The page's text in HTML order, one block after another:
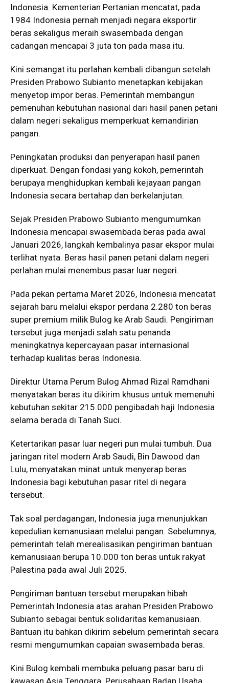
Indonesia. Kementerian Pertanian mencatat, pada
1984 Indonesia pernah menjadi negara eksportir
beras sekaligus meraih swasembada dengan
cadangan mencapai 3 juta ton pada masa itu.
Kini semangat itu perlahan kembali dibangun setelah
Presiden Prabowo Subianto menetapkan kebijakan
menyetop impor beras. Pemerintah membangun
pemenuhan kebutuhan nasional dari hasil panen petani
dalam negeri sekaligus memperkuat kemandirian
pangan.
Peningkatan produksi dan penyerapan hasil panen
diperkuat. Dengan fondasi yang kokoh, pemerintah
berupaya menghidupkan kembali kejayaan pangan
Indonesia secara bertahap dan berkelanjutan.
Sejak Presiden Prabowo Subianto mengumumkan
Indonesia mencapai swasembada beras pada awal
Januari 2026, langkah kembalinya pasar ekspor mulai
terlihat nyata. Beras hasil panen petani dalam negeri
perlahan mulai menembus pasar luar negeri.
Pada pekan pertama Maret 2026, Indonesia mencatat
sejarah baru melalui ekspor perdana 2.280 ton beras
super premium milik Bulog ke Arab Saudi. Pengiriman
tersebut juga menjadi salah satu penanda
meningkatnya kepercayaan pasar internasional
terhadap kualitas beras Indonesia.
Direktur Utama Perum Bulog Ahmad Rizal Ramdhani
menyatakan beras itu dikirim khusus untuk memenuhi
kebutuhan sekitar 215.000 pengibadah haji Indonesia
selama berada di Tanah Suci.
Ketertarikan pasar luar negeri pun mulai tumbuh. Dua
jaringan ritel modern Arab Saudi, Bin Dawood dan
Lulu, menyatakan minat untuk menyerap beras
Indonesia bagi kebutuhan pasar ritel di negara
tersebut.
Tak soal perdagangan, Indonesia juga menunjukkan
kepedulian kemanusiaan melalui pangan. Sebelumnya,
pemerintah telah merealisasikan pengiriman bantuan
kemanusiaan berupa 10.000 ton beras untuk rakyat
Palestina pada awal Juli 2025.
Pengiriman bantuan tersebut merupakan hibah
Pemerintah Indonesia atas arahan Presiden Prabowo
Subianto sebagai bentuk solidaritas kemanusiaan.
Bantuan itu bahkan dikirim sebelum pemerintah secara
resmi mengumumkan capaian swasembada beras.
Kini Bulog kembali membuka peluang pasar baru di
kawasan Asia Tenggara. Perusahaan Badan Usaha